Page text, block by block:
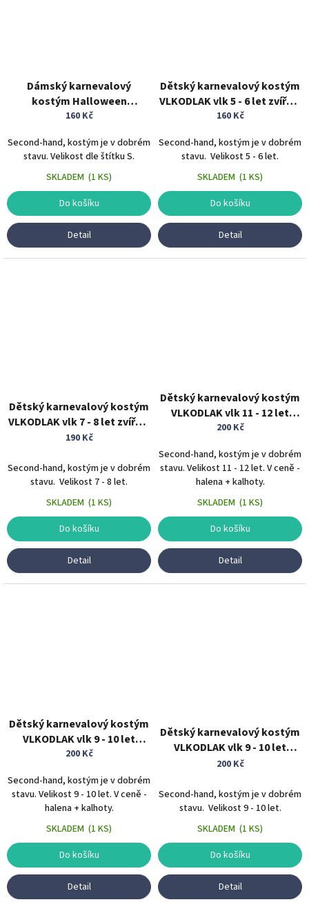
Dámský karnevalový
kostým Halloween
VLKODLAK vel. S
160 Kč
Second-hand, kostým je v dobrém
stavu. Velikost dle štítku S.
SKLADEM (1 KS)
Do košíku
Detail
Dětský karnevalový kostým
VLKODLAK vlk 5 - 6 let zvířecí
kostým
160 Kč
Second-hand, kostým je v dobrém
stavu. Velikost 5 - 6 let.
SKLADEM (1 KS)
Do košíku
Detail
Dětský karnevalový kostým
VLKODLAK vlk 7 - 8 let zvířecí
kostým
190 Kč
Second-hand, kostým je v dobrém
stavu. Velikost 7 - 8 let.
SKLADEM (1 KS)
Do košíku
Detail
Dětský karnevalový kostým
VLKODLAK vlk 11 - 12 let
zvířecí kostým
200 Kč
Second-hand, kostým je v dobrém
stavu. Velikost 11 - 12 let. V ceně -
halena + kalhoty.
SKLADEM (1 KS)
Do košíku
Detail
Dětský karnevalový kostým
VLKODLAK vlk 9 - 10 let
zvířecí kostým
200 Kč
Second-hand, kostým je v dobrém
stavu. Velikost 9 - 10 let. V ceně -
halena + kalhoty.
SKLADEM (1 KS)
Do košíku
Detail
Dětský karnevalový kostým
VLKODLAK vlk 9 - 10 let
zvířecí kostým
200 Kč
Second-hand, kostým je v dobrém
stavu. Velikost 9 - 10 let.
SKLADEM (1 KS)
Do košíku
Detail